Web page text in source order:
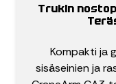
Trukin
Kompakti ja
sisäseinien ja